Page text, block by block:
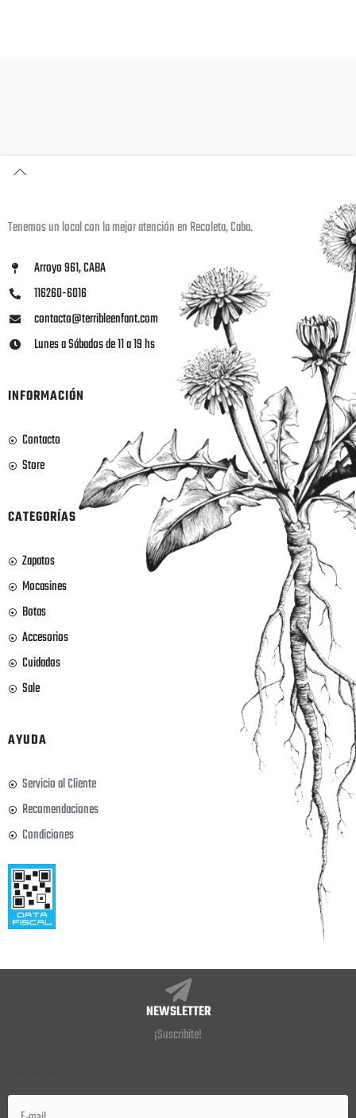
Tenemos un local con la mejor atención en Recoleta, Caba.
Arroyo 961, CABA
116260-6016
contacto@terribleenfant.com
Lunes a Sábados de 11 a 19 hs
INFORMACIÓN
Contacto
Store
CATEGORÍAS
Zapatos
Mocasines
Botas
Accesorios
Cuidados
Sale
AYUDA
Servicio al Cliente
Recomendaciones
Condiciones
NEWSLETTER
¡Suscribite!